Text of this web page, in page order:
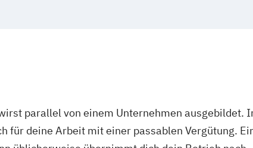
parallel von einem Unternehmen ausgebildet.
für deine Arbeit mit einer passablen Vergütung.